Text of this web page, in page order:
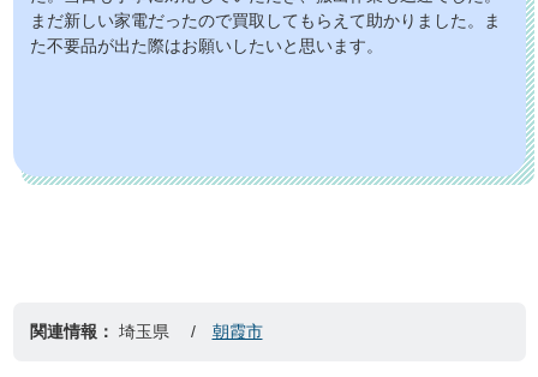
まだ新しい家電だったので買取してもらえて助かりました。ま
た不要品が出た際はお願いしたいと思います。
関連情報： 埼玉県 朝霞市